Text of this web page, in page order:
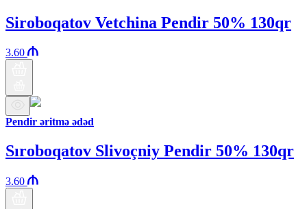
Siroboqatov Vetchina Pendir 50% 130qr
3.60
Pendir əritmə ədəd
Sıroboqatov Slivoçniy Pendir 50% 130qr
3.60